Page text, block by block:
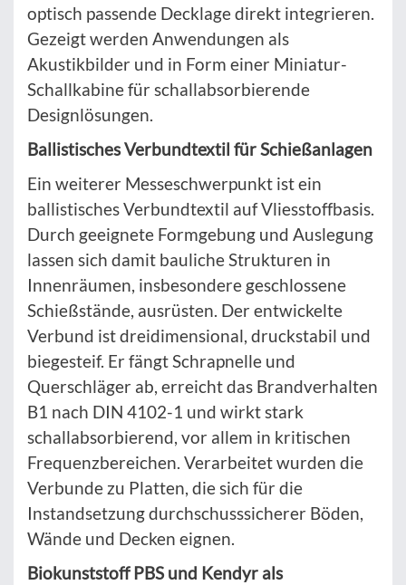
optisch passende Decklage direkt integrieren.
Gezeigt werden Anwendungen als
Akustikbilder und in Form einer Miniatur-
Schallkabine für schallabsorbierende
Designlösungen.
Ballistisches Verbundtextil für Schießanlagen
Ein weiterer Messeschwerpunkt ist ein
ballistisches Verbundtextil auf Vliesstoffbasis.
Durch geeignete Formgebung und Auslegung
lassen sich damit bauliche Strukturen in
Innenräumen, insbesondere geschlossene
Schießstände, ausrüsten. Der entwickelte
Verbund ist dreidimensional, druckstabil und
biegesteif. Er fängt Schrapnelle und
Querschläger ab, erreicht das Brandverhalten
B1 nach DIN 4102-1 und wirkt stark
schallabsorbierend, vor allem in kritischen
Frequenzbereichen. Verarbeitet wurden die
Verbunde zu Platten, die sich für die
Instandsetzung durchschusssicherer Böden,
Wände und Decken eignen.
Biokunststoff PBS und Kendyr als